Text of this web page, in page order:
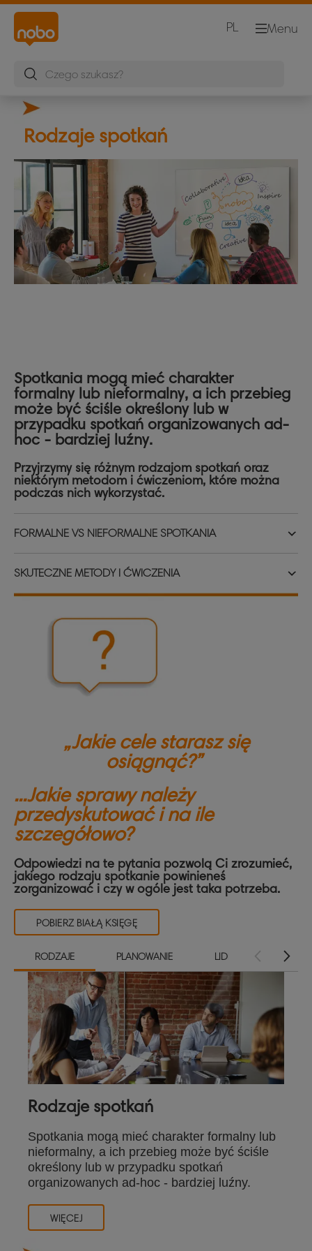
Menu
PL
Rodzaje spotkań
Spotkania mogą mieć charakter
formalny lub nieformalny, a ich przebieg
może być ściśle określony lub w
przypadku spotkań organizowanych ad-
hoc - bardziej luźny.
Przyjrzymy się różnym rodzajom spotkań oraz
niektórym metodom i ćwiczeniom, które można
podczas nich wykorzystać.
FORMALNE VS NIEFORMALNE SPOTKANIA
SKUTECZNE METODY I ĆWICZENIA
„Jakie cele starasz się
osiągnąć?”
...Jakie sprawy należy
przedyskutować i na ile
szczegółowo?
Odpowiedzi na te pytania pozwolą Ci zrozumieć,
jakiego rodzaju spotkanie powinieneś
zorganizować i czy w ogóle jest taka potrzeba.
POBIERZ BIAŁĄ KSIĘGĘ
RODZAJE PLANOWANIE LIDERZY
Rodzaje spotkań
Spotkania mogą mieć charakter formalny lub
nieformalny, a ich przebieg może być ściśle
określony lub w przypadku spotkań
organizowanych ad-hoc - bardziej luźny.
WIĘCEJ